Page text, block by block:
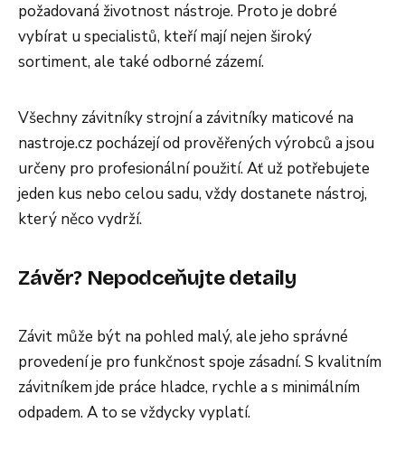
požadovaná životnost nástroje. Proto je dobré
vybírat u specialistů, kteří mají nejen široký
sortiment, ale také odborné zázemí.
Všechny závitníky strojní a závitníky maticové na
nastroje.cz pocházejí od prověřených výrobců a jsou
určeny pro profesionální použití. Ať už potřebujete
jeden kus nebo celou sadu, vždy dostanete nástroj,
který něco vydrží.
Závěr? Nepodceňujte detaily
Závit může být na pohled malý, ale jeho správné
provedení je pro funkčnost spoje zásadní. S kvalitním
závitníkem jde práce hladce, rychle a s minimálním
odpadem. A to se vždycky vyplatí.